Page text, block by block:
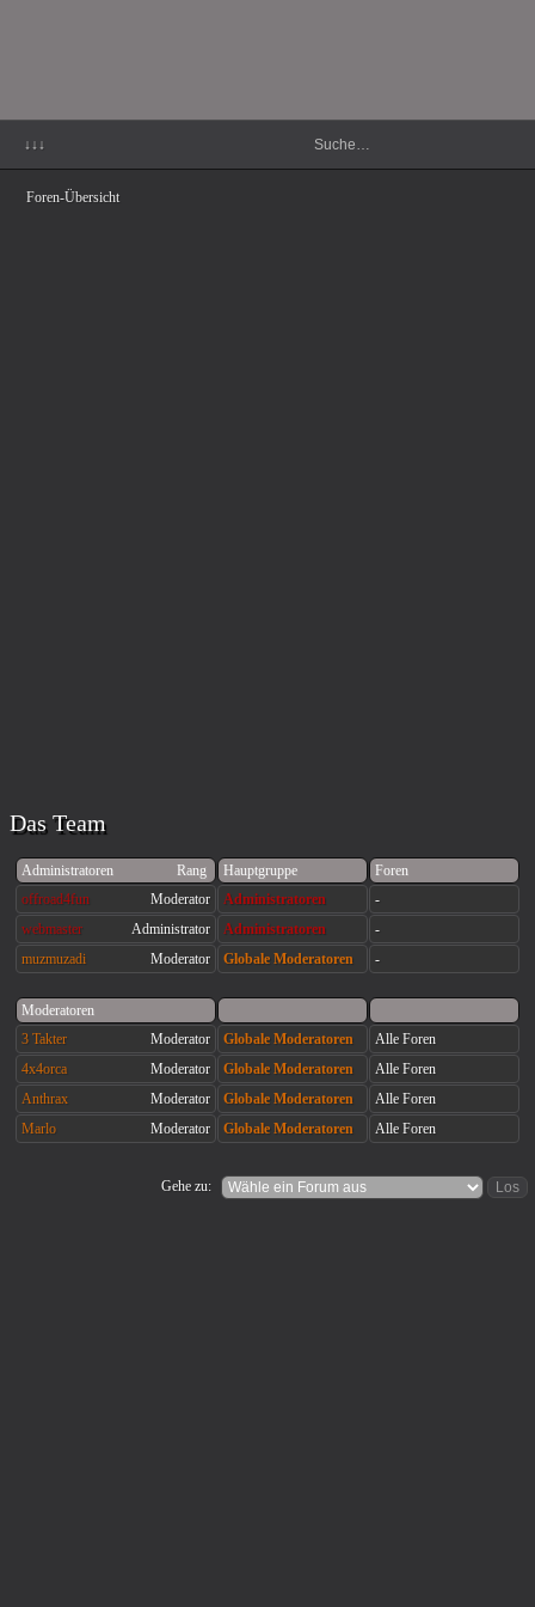
↓↓↓
Foren-Übersicht
Das Team
Rang
Administratoren Hauptgruppe
Foren
Moderator
offroad4fun Administratoren
-
Administrator
webmaster Administratoren
-
Moderator
muzmuzadi Globale Moderatoren -
Moderatoren
Moderator
3 Takter Globale Moderatoren
Alle Foren
Moderator
4x4orca Globale Moderatoren
Alle Foren
Moderator
Anthrax Globale Moderatoren
Alle Foren
Moderator
Marlo Globale Moderatoren Alle Foren
Gehe zu: